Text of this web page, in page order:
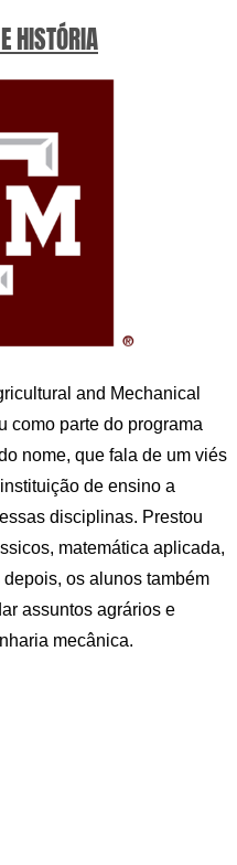
HISTÓRIA
and Mechanical
como parte do programa
nome, que fala de um viés
de ensino a
disciplinas. Prestou
matemática aplicada,
os alunos também
assuntos agrários e
mecânica.